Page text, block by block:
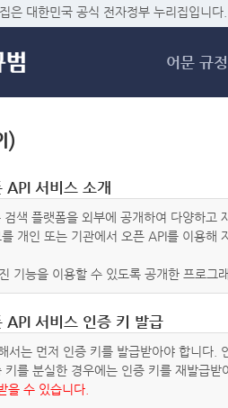
메
은 대한민국 공식 전자정부 누리집입니다.
어문 규정
API 서비스 소개
색 플랫폼을 외부에 공개하여 다양하
개인 또는 기관에서 오픈 API를 이용해
기능을 이용할 수 있도록 공개한 프로그
API 서비스 인증 키 발급
서는 먼저 인증 키를 발급받아야 합니다
를 분실한 경우에는 인증 키를 재발급받
을 수 있습니다.